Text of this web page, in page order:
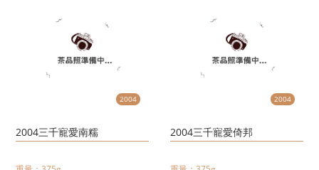
2004
2004三千寵愛南糯
2004
2004三千寵愛倚邦